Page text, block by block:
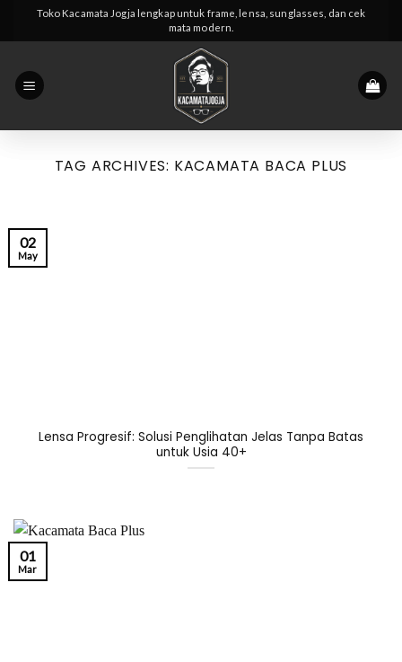
Toko Kacamata Jogja lengkap untuk frame, lensa, sunglasses, dan cek
mata modern.
TAG ARCHIVES: KACAMATA BACA PLUS
Lensa Progresif: Solusi Penglihatan Jelas Tanpa Batas
untuk Usia 40+
02
May
01
Mar